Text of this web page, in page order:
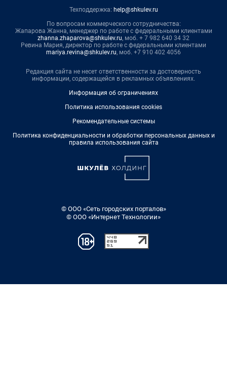
Техподдержка: help@shkulev.ru
По вопросам коммерческого сотрудничества:
Жапарова Жанна, менеджер по работе с федеральными клиентами
zhanna.zhaparova@shkulev.ru, моб. + 7 982 640 34 32
Ревина Мария, директор по работе с федеральными клиентами
mariya.revina@shkulev.ru, моб. +7 910 402 4056
Редакция сайта не несет ответственности за достоверность
информации, содержащейся в рекламных объявлениях.
Информация об ограничениях
Политика использования cookies
Рекомендательные системы
Политика конфиденциальности и обработки персональных данных и
правила использования сайта
© ООО «Сеть городских порталов»
© ООО «Интернет Технологии»